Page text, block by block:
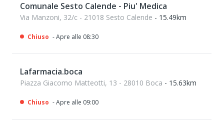
Comunale Sesto Calende - Piu' Medica
Via Manzoni, 32/c - 21018 Sesto Calende - 15.49km
Chiuso - Apre alle 08:30
Lafarmacia.boca
Piazza Giacomo Matteotti, 13 - 28010 Boca - 15.63km
Chiuso - Apre alle 09:00